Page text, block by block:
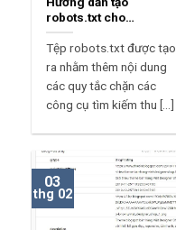
robots.txt cho
Blogspot
Tệp robots.txt được tạo
ra nhằm thêm nội dung
các quy tắc chặn các
công cụ tìm kiếm thu [...]
03
thg 02